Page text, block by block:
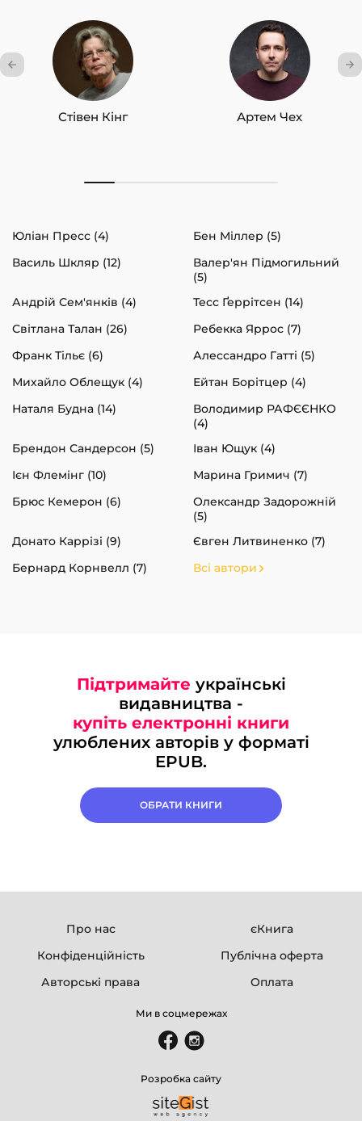
Стівен Кінг Артем Чех
Юліан Пресс (4)
Бен Міллер (5)
Василь Шкляр (12)
Валер'ян Підмогильний
(5)
Андрій Сем'янків (4)
Тесс Ґеррітсен (14)
Світлана Талан (26)
Ребекка Яррос (7)
Франк Тільє (6)
Алессандро Гатті (5)
Михайло Облещук (4)
Ейтан Борітцер (4)
Наталя Будна (14)
Володимир РАФЄЄНКО
(4)
Брендон Сандерсон (5)
Іван Ющук (4)
Ієн Флемінг (10)
Марина Гримич (7)
Брюс Кемерон (6)
Олександр Задорожній
(5)
Донато Каррізі (9)
Євген Литвиненко (7)
Бернард Корнвелл (7)
Всі автори
Підтримайте українські
видавництва -
купіть електронні книги
улюблених авторів у форматі
EPUB.
ОБРАТИ КНИГИ
Про нас
єКнига
Конфіденційність
Публічна оферта
Авторські права
Оплата
Ми в соцмережах
Розробка сайту